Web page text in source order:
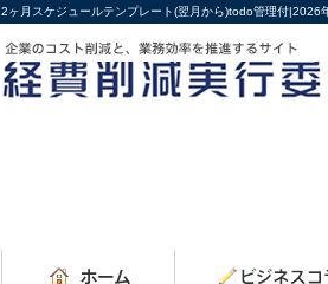
2ヶ月スケジュールテンプレート(翌月から)todo管理付|2026